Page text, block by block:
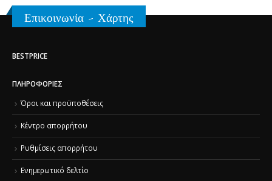
Επικοινωνία - Χάρτης
BESTPRICE
ΠΛΗΡΟΦΟΡΊΕΣ
Όροι και προϋποθέσεις
Κέντρο απορρήτου
Ρυθμίσεις απορρήτου
Ενημερωτικό δελτίο